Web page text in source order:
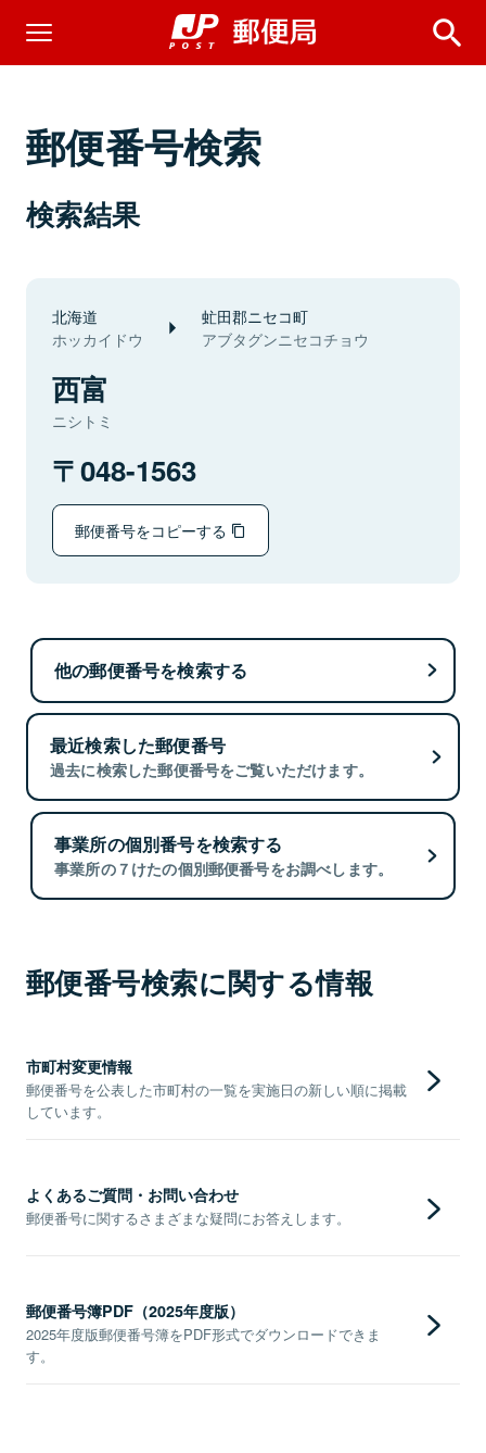
郵便番号検索
検索結果
北海道
ホッカイドウ
虻田郡ニセコ町
アブタグンニセコチョウ
西富
ニシトミ
048-1563
郵便番号をコピーする
他の郵便番号を検索する
最近検索した郵便番号
過去に検索した郵便番号をご覧いただけます。
事業所の個別番号を検索する
事業所の７けたの個別郵便番号をお調べします。
郵便番号検索に関する情報
市町村変更情報
郵便番号を公表した市町村の一覧を実施日の新しい順に掲載
しています。
よくあるご質問・お問い合わせ
郵便番号に関するさまざまな疑問にお答えします。
郵便番号簿PDF（2025年度版）
2025年度版郵便番号簿をPDF形式でダウンロードできま
す。